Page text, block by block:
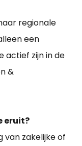
regionale
een
actief zijn in de
&
eruit?
van zakelijke of